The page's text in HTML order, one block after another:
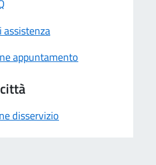
assistenza
appuntamento
disservizio